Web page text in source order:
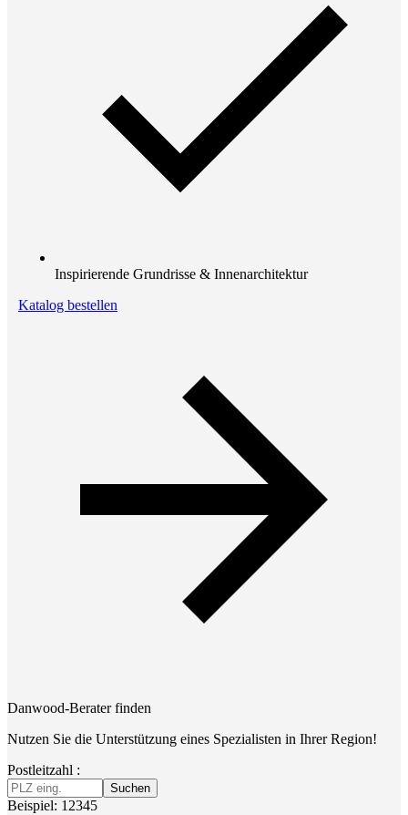
Inspirierende Grundrisse & Innenarchitektur
Katalog bestellen
Danwood-Berater finden
Nutzen Sie die Unterstützung eines Spezialisten in Ihrer Region!
Postleitzahl :
Suchen
Beispiel: 12345